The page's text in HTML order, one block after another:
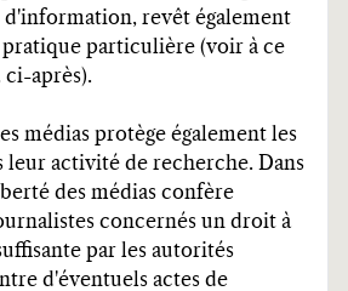
d'information, revêt également
particulière (voir à ce
ci-après).
médias protège également les
leur activité de recherche. Dans
des médias confère
concernés un droit à
par les autorités
d'éventuels actes de